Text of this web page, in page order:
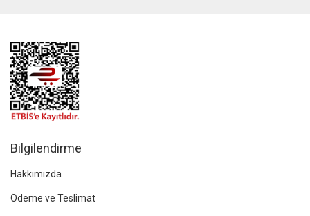
Bilgilendirme
Hakkımızda
Ödeme ve Teslimat